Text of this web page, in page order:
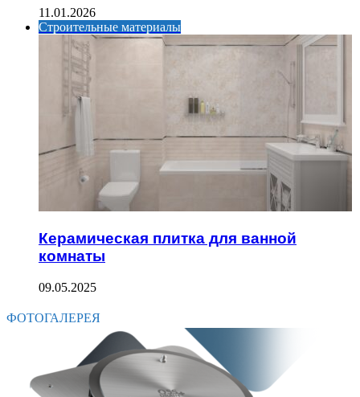
11.01.2026
Строительные материалы
Керамическая плитка для ванной
комнаты
09.05.2025
ФОТОГАЛЕРЕЯ